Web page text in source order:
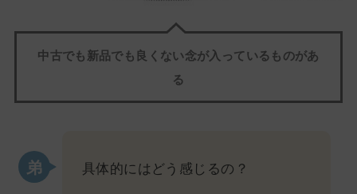
中古でも新品でも良くない念が入っているものがあ
る
具体的にはどう感じるの？